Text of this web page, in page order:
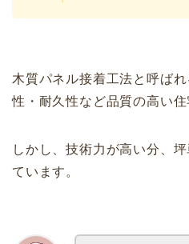
木質パネル接着工法と呼ば
性・耐久性など品質の高い住
しかし、技術力が高い分、
ています。